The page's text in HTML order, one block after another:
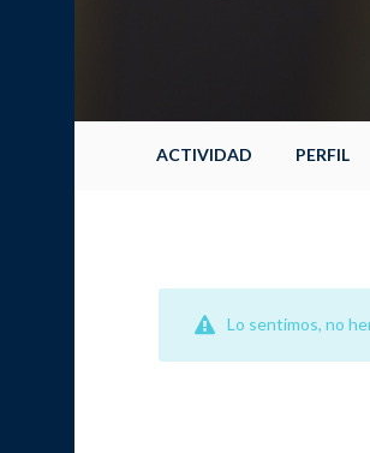
ACTIVIDAD PERFIL
Lo sentimos, no